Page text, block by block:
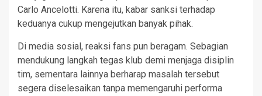
Carlo Ancelotti. Karena itu, kabar sanksi terhadap
keduanya cukup mengejutkan banyak pihak.
Di media sosial, reaksi fans pun beragam. Sebagian
mendukung langkah tegas klub demi menjaga disiplin
tim, sementara lainnya berharap masalah tersebut
segera diselesaikan tanpa memengaruhi performa